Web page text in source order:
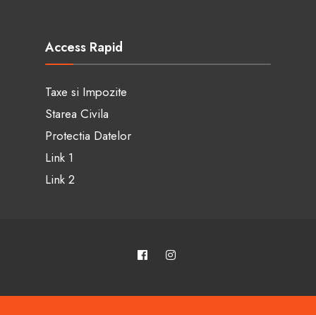
Access Rapid
Taxe si Impozite
Starea Civila
Protectia Datelor
Link 1
Link 2